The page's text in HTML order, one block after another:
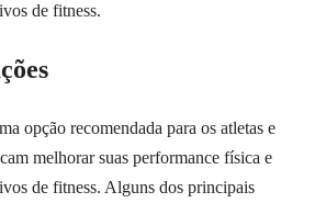
de fitness.
opção recomendada para os atletas e
melhorar suas performance física e
de fitness. Alguns dos principais